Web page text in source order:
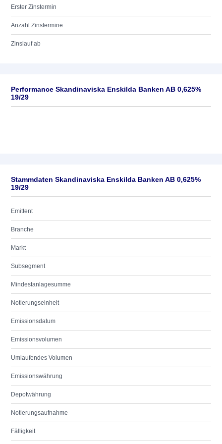
Erster Zinstermin
Anzahl Zinstermine
Zinslauf ab
Performance Skandinaviska Enskilda Banken AB 0,625%
19/29
Stammdaten Skandinaviska Enskilda Banken AB 0,625%
19/29
Emittent
Branche
Markt
Subsegment
Mindestanlagesumme
Notierungseinheit
Emissionsdatum
Emissionsvolumen
Umlaufendes Volumen
Emissionswährung
Depotwährung
Notierungsaufnahme
Fälligkeit